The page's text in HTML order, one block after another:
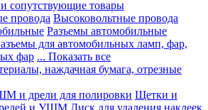
сопутствующие товары
провода Высоковольтные провода
Разъемы автомобильные
для автомобильных ламп, фар,
фар ... Показать все
наждачная бумага, отрезные
и дрели для полировки Щетки и
и УШМ Диск для удаления наклеек